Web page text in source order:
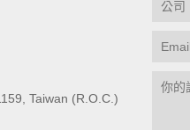
Taiwan (R.O.C.)